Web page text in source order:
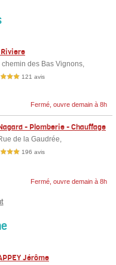
chemin des Bas Vignons,
sur 5 121 avis
Fermé, ouvre demain à 8h
- Plomberie - Chauffage
de la Gaudrée,
sur 5 196 avis
Fermé, ouvre demain à 8h
Jérôme